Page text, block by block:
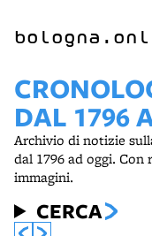
DAL 1796
Archivio di notizie
dal 1796 ad oggi.
immagini.
CERCA